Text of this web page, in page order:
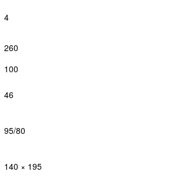
4
260
100
46
95/80
140 × 195